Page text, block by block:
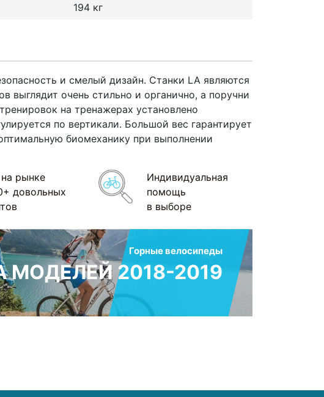
194 кг
и смелый дизайн. Станки LA являются
очень стильно и органично, а поручни
на тренажерах установлено
по вертикали. Большой вес гарантирует
биомеханику при выполнении
рынке
довольных
Индивидуальная
помощь
в выборе
Горные велосипеды
2018-2019